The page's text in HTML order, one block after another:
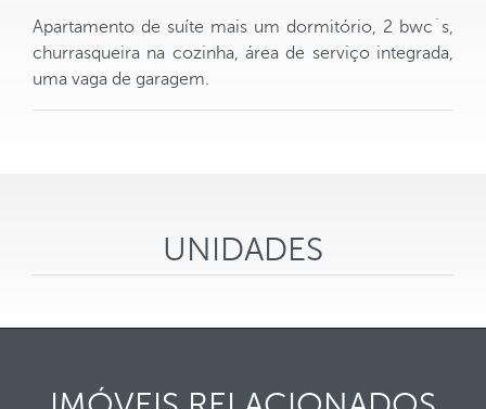
Apartamento de suíte mais um dormitório, 2 bwc´s,
churrasqueira na cozinha, área de serviço integrada,
uma vaga de garagem.
UNIDADES